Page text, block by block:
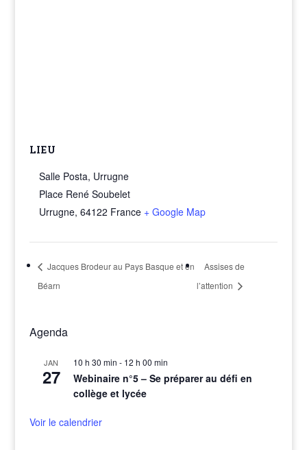
LIEU
Salle Posta, Urrugne
Place René Soubelet
Urrugne, 64122 France + Google Map
Jacques Brodeur au Pays Basque et en
Béarn
Assises de
l’attention
Agenda
JAN
27
10 h 30 min - 12 h 00 min
Webinaire n°5 – Se préparer au défi en
collège et lycée
Voir le calendrier